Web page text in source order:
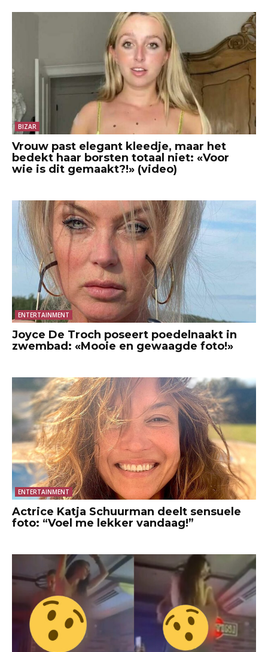
BIZAR
Vrouw past elegant kleedje, maar het
bedekt haar borsten totaal niet: «Voor
wie is dit gemaakt?!» (video)
ENTERTAINMENT
Joyce De Troch poseert poedelnaakt in
zwembad: «Mooie en gewaagde foto!»
ENTERTAINMENT
Actrice Katja Schuurman deelt sensuele
foto: “Voel me lekker vandaag!”